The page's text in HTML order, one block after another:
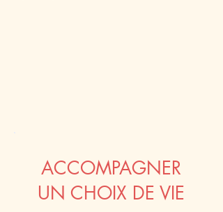
ACCOMPAGNER
UN CHOIX DE VIE